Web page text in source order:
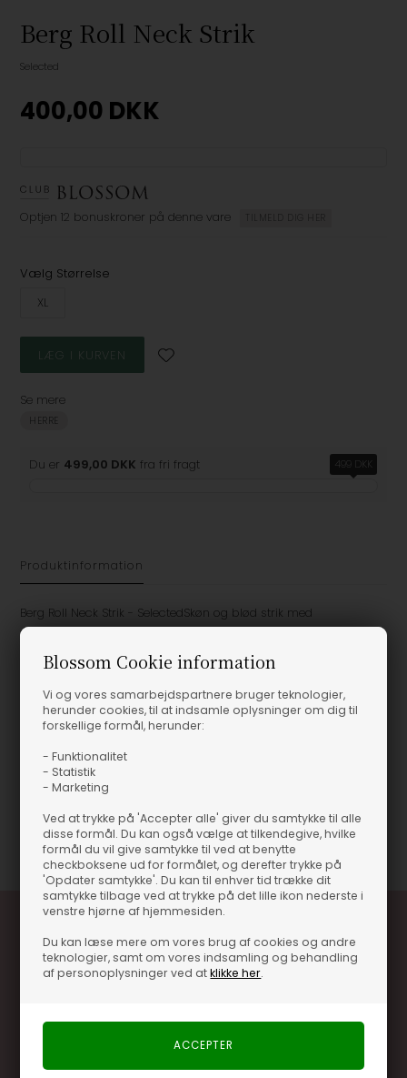
Blossom Cookie information
Vi og vores samarbejdspartnere bruger teknologier,
herunder cookies, til at indsamle oplysninger om dig til
forskellige formål, herunder:
- Funktionalitet
- Statistik
- Marketing
Ved at trykke på 'Accepter alle' giver du samtykke til alle
disse formål. Du kan også vælge at tilkendegive, hvilke
formål du vil give samtykke til ved at benytte
checkboksene ud for formålet, og derefter trykke på
'Opdater samtykke'. Du kan til enhver tid trække dit
samtykke tilbage ved at trykke på det lille ikon nederste i
venstre hjørne af hjemmesiden.
Du kan læse mere om vores brug af cookies og andre
teknologier, samt om vores indsamling og behandling
af personoplysninger ved atklikke her.
Berg Roll Neck Strik
Selected
400,00 DKK
Optjen 12 bonuskroner på denne vare TILMELD DIG HER
Vælg Størrelse
XL
Se mere
HERRE
Du er 499,00 DKK fra fri fragt 499 DKK
Produktinformation
Berg Roll Neck Strik - SelectedSkøn og blød strik med
rullekraveFindes i flere farverNormal i størrelsenEn rullekrave strik
er en basic style som er en klassiker at have i din gardarobe
Berg Roll Neck Strik - Selected
Skøn og blød strik med rullekrave
Findes i flere farver
En rullekrave strik er en basic style som er en klassiker at
have i din gardarobe
Varenummer 27375-178992015 LIGHT GREY
Optjen 3% i bonuskroner når du handler